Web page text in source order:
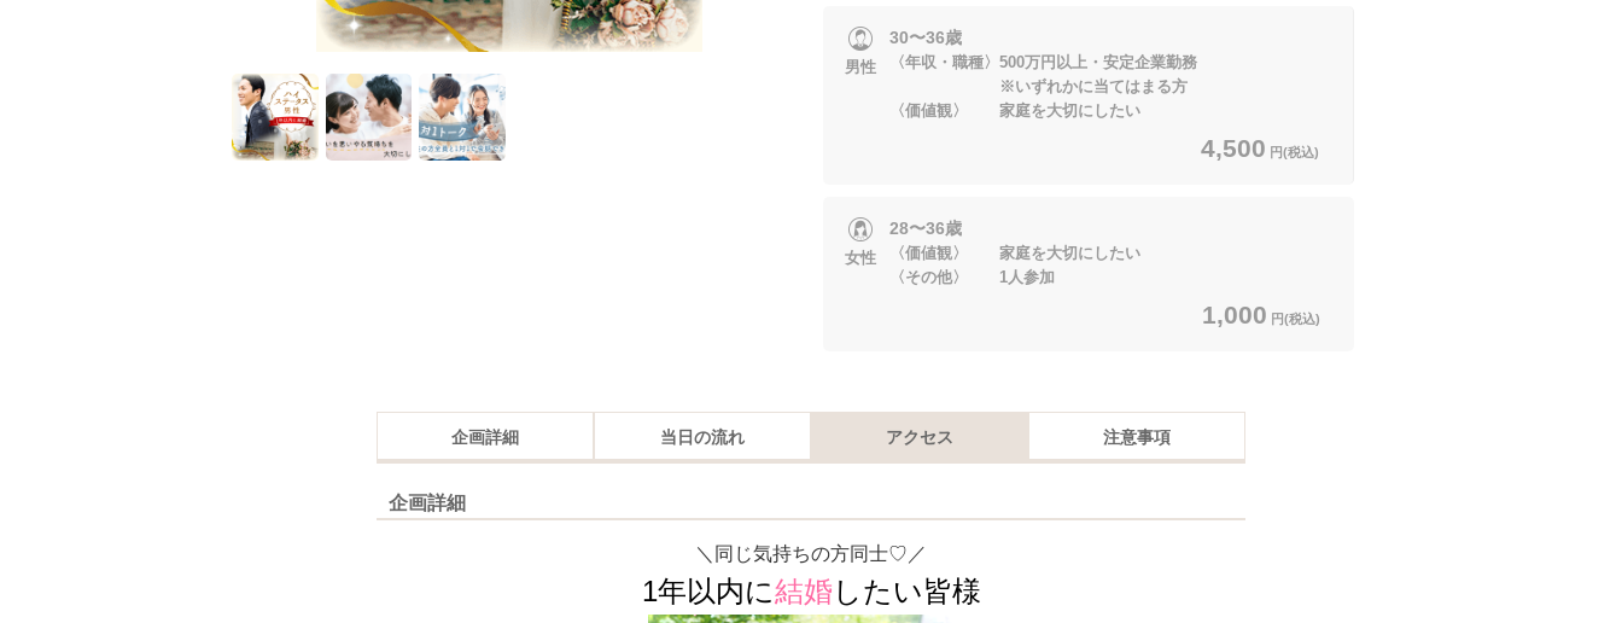
男性
30〜36歳
〈年収・職種〉500万円以上・安定企業勤務
※いずれかに当てはまる方
〈価値観〉 家庭を大切にしたい
4,500 円(税込)
女性
28〜36歳
〈価値観〉 家庭を大切にしたい
〈その他〉 1人参加
1,000 円(税込)
企画詳細 当日の流れ アクセス 注意事項
企画詳細
＼同じ気持ちの方同士♡／
1年以内に結婚 したい皆様